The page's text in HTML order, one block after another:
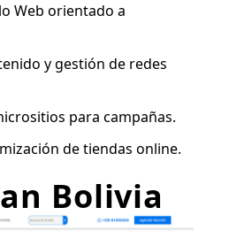
Web orientado a
y gestión de redes
para campañas.
de tiendas online.
Bolivia